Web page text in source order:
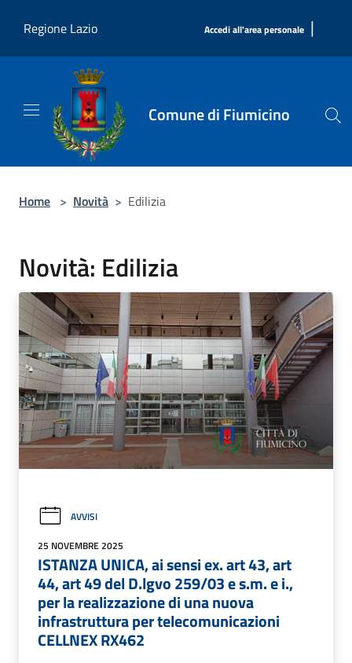
Regione Lazio
Accedi all'area personale |
Comune di Fiumicino
Home > Novità > Edilizia
Novità: Edilizia
AVVISI
25 NOVEMBRE 2025
ISTANZA UNICA, ai sensi ex. art 43, art
44, art 49 del D.lgvo 259/03 e s.m. e i.,
per la realizzazione di una nuova
infrastruttura per telecomunicazioni
CELLNEX RX462